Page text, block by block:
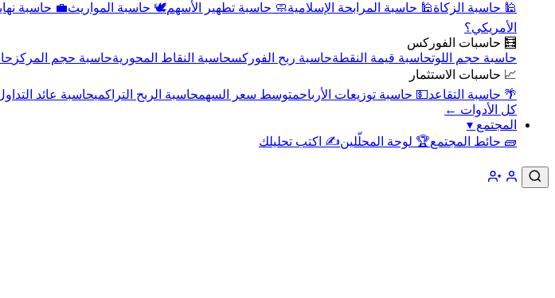
🕌 حاسبة الزكاة🕌 حاسبة المرابحة الإسلامية🧼 حاسبة تطهير الأسهم🕊️ حاسبة المواريث💼 حاسبة
الأمريكي؟
🧮 حاسبات الفوركس
حاسبة حجم اللوتحاسبة قيمة النقطةحاسبة ربح الفوركسحاسبة النقاط المحوريةحاسبة حجم المركز
📈 حاسبات الاستثمار
🌴 حاسبة التقاعد💵 حاسبة توزيعات الأرباحمتوسط سعر السهمحاسبة الربح التراكميحاسبة عائد
كل الأدوات ←
المجتمع ▾
🧱 حائط المجتمع🏆 لوحة المحلّلين✍️ اكتب تحليلك